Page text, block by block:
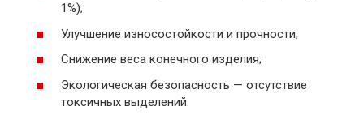
1%);
Улучшение износостойкости и прочности;
Снижение веса конечного изделия;
Экологическая безопасность — отсутствие
токсичных выделений.